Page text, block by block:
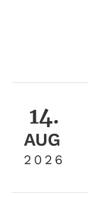
14.
AUG
2026